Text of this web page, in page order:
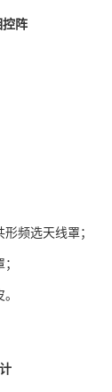
控阵
形频选天线罩；